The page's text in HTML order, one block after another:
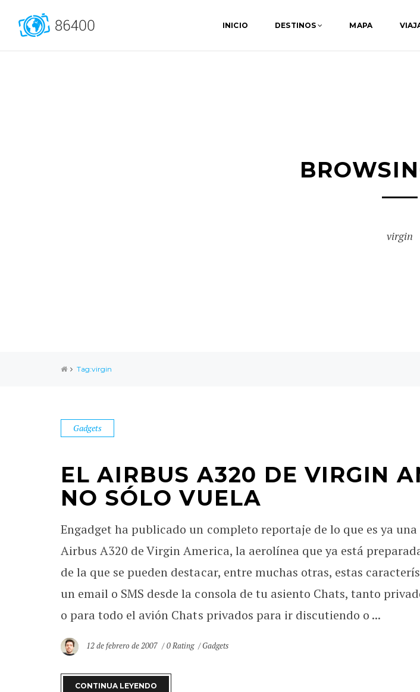
INICIO DESTINOS MAPA
virgin
Tag:virgin
Gadgets
EL AIRBUS A320 DE VIRGIN
NO SÓLO VUELA
Engadget ha publicado un completo reportaje de lo que es ya
Airbus A320 de Virgin America, la aerolínea que ya está
de la que se pueden destacar, entre muchas otras, estas
un email o SMS desde la consola de tu asiento Chats, tanto
o para todo el avión Chats privados para ir discutiendo o ...
12 de febrero de 2007 0 Rating Gadgets
CONTINUA LEYENDO